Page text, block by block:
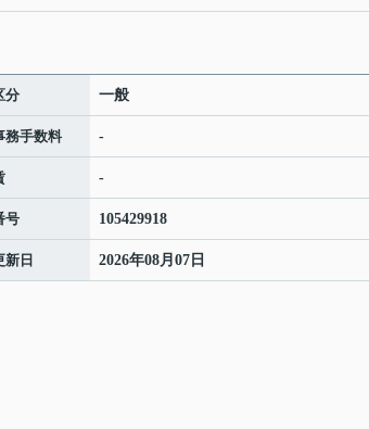
分 一般
務手数料 -
-
号 105429918
新日 2026年08月07日